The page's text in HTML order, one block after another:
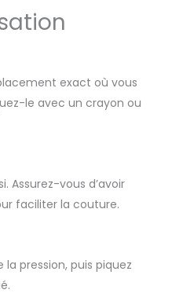
exact où vous
le avec un crayon ou
Assurez-vous d’avoir
faciliter la couture.
la pression, puis piquez